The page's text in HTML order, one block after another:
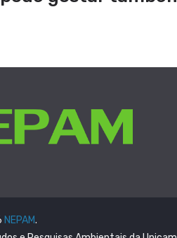
NEPAM.